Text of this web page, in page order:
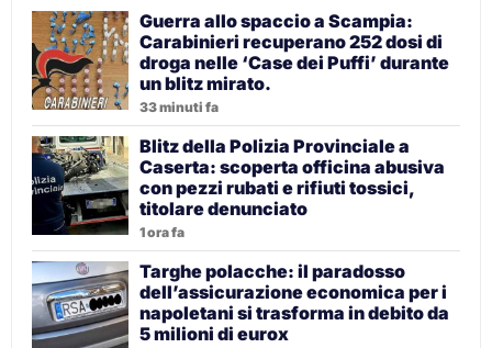
Guerra allo spaccio a Scampia:
Carabinieri recuperano 252 dosi di
droga nelle ‘Case dei Puffi’ durante
un blitz mirato.
33 minuti fa
Blitz della Polizia Provinciale a
Caserta: scoperta officina abusiva
con pezzi rubati e rifiuti tossici,
titolare denunciato
1 ora fa
Targhe polacche: il paradosso
dell’assicurazione economica per i
napoletani si trasforma in debito da
5 milioni di eurox